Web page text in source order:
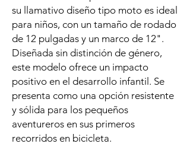
su llamativo diseño tipo moto es ideal
para niños, con un tamaño de rodado
de 12 pulgadas y un marco de 12".
Diseñada sin distinción de género,
este modelo ofrece un impacto
positivo en el desarrollo infantil. Se
presenta como una opción resistente
y sólida para los pequeños
aventureros en sus primeros
recorridos en bicicleta.